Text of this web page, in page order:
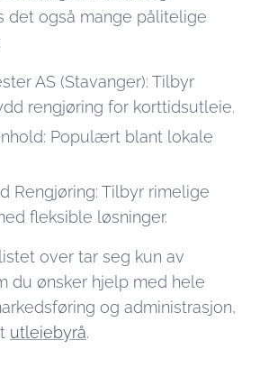
det også mange pålitelige
AS (Stavanger): Tilbyr
rengjøring for korttidsutleie.
Populært blant lokale
Rengjøring: Tilbyr rimelige
fleksible løsninger.
over tar seg kun av
du ønsker hjelp med hele
og administrasjon,
utleiebyrå.